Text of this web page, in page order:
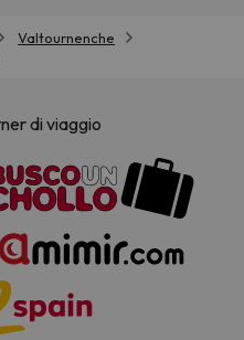
Valtournenche
di viaggio